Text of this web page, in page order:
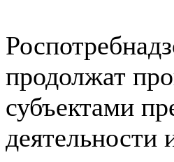
продолжат
субъектами